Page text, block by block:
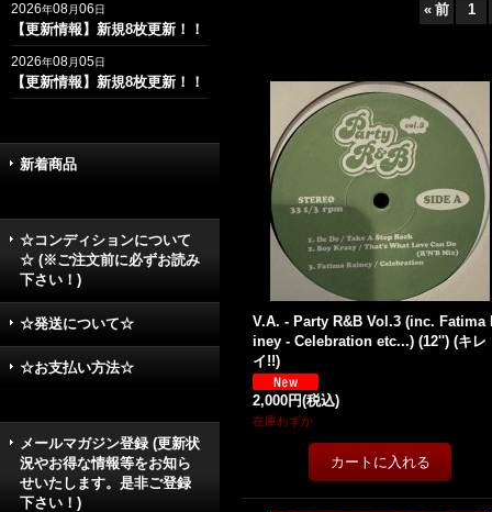
2026年08月06日
【更新情報】新規8枚更新！！
2026年08月05日
【更新情報】新規8枚更新！！
新着商品
☆コンディションについて
☆ (※ご注文前に必ずお読み
下さい！)
☆発送について☆
☆お支払い方法☆
メールマガジン登録 (更新状
況やお得な情報等をお知ら
せいたします。是非ご登録
下さい！)
« 前 1
V.A. - Party R&B Vol.3 (inc. Fatima
iney - Celebration etc...) (12'') (キレ
イ!!)
2,000円(税込)
在庫わずか